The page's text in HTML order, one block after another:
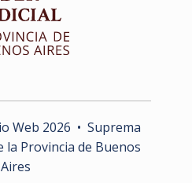
Web 2026 • Suprema
la Provincia de Buenos
Aires